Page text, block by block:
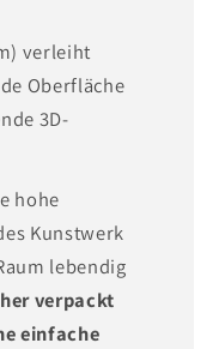
verleiht
Oberfläche
3D-
hohe
Kunstwerk
lebendig
verpackt
einfache